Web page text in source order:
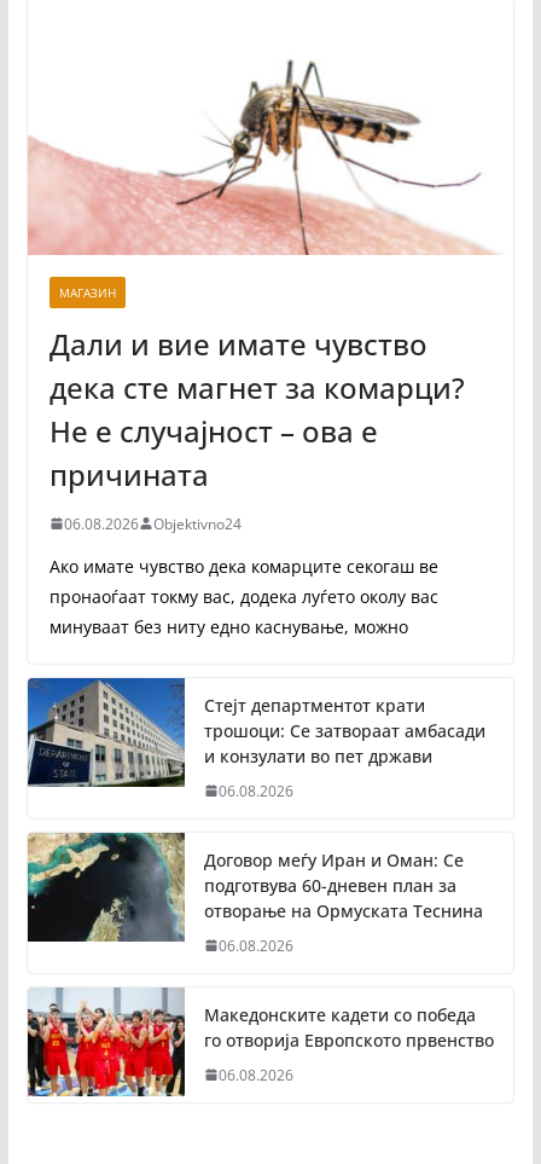
МАГАЗИН
Дали и вие имате чувство
дека сте магнет за комарци?
Не е случајност – ова е
причината
06.08.2026 Objektivno24
Ако имате чувство дека комарците секогаш ве
пронаоѓаат токму вас, додека луѓето околу вас
минуваат без ниту едно каснување, можно
Стејт департментот крати
трошоци: Се затвораат амбасади
и конзулати во пет држави
06.08.2026
Договор меѓу Иран и Оман: Се
подготвува 60-дневен план за
отворање на Ормуската Теснина
06.08.2026
Македонските кадети со победа
го отворија Европското првенство
06.08.2026